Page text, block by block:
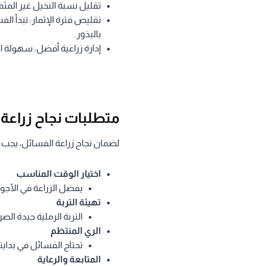
تقليل نسبة النخيل غير
بالبذور.
إدارة زراعية أفضل:
متطلبات نجاح
لضمان نجاح زراعة الفسائل، يجب
اختيار الوقت المناسب
يفضل الزراعة في
تهيئة التربة
التربة الرملية جيدة
الري المنتظم
تحتاج الفسائل في
المتابعة والرعاية